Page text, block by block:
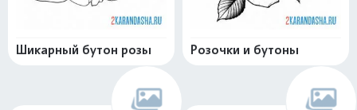
Шикарный бутон розы Розочки и бутоны